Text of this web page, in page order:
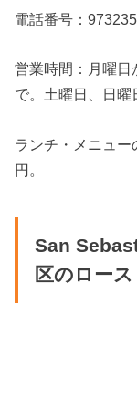
電話番号：
営業時間：月曜日
で。土曜日、日曜
ランチ・メニュ
円。
San
区のロー